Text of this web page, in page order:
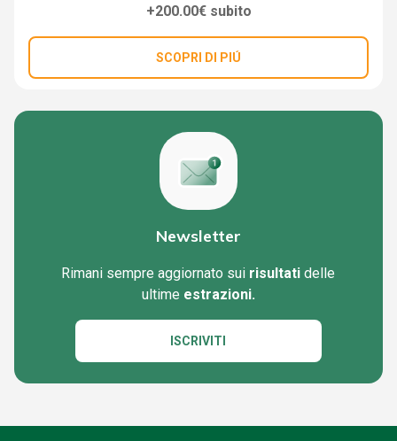
+200.00€ subito
SCOPRI DI PIÚ
Newsletter
Rimani sempre aggiornato sui risultati delle
ultime estrazioni.
ISCRIVITI